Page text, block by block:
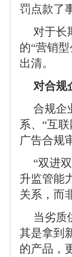
罚点款了
对于长
的“营销
出清。
对合规
合规企
系、“互
广告合规
“双进
升监管能
关系，而
当劣质
其是拿到
的产品，